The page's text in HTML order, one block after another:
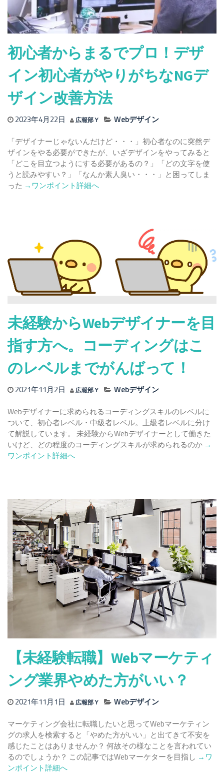
ス・
制
作
会
社
へ
の
デ
ザ
イ
依
よ
く
あ
る
ト
初心者からまるでプロ！デザ
イン初心者がやりがちなNGデ
ザイン改善方法
2023年4月22日 広報部Ｙ
Webデザイン
「デザイナーじゃないんだけど・・・」初心者なのに突然デ
ザインをやる必要ができたが、いざデザインをやってみると
「どこを目立つようにする必要があるの？」「どの文字を使
うと読みやすい？」「なんか素人臭い・・・」と困ってしま
った Read
ら
で
ロ！
デ
ザ
イ
ン
初
者
や
り
が
ち
な
イ
ン
改
善
方
法
→ワンポイント詳細へ
未経験からWebデザイナーを目
指す方へ。コーディングはこ
のレベルまでがんばって！
2021年11月2日 広報部Ｙ
Webデザイン
Webデザイナーに求められるコーディングスキルのレベルに
ついて、初心者レベル・中級者レベル。上級者レベルに分け
て解説しています。 未経験からWebデザイナーとして働きた
いけど、どの程度のコーディングスキルが求められるのかRead
験
か
ら
Web
デ
ザ
イ
ナ
ー
方
へ。
コ
グ
は
こ
の
レ
→
ワンポイント詳細へ
【未経験転職】Webマーケティ
ング業界やめた方がいい？
2021年11月1日 広報部Ｙ
Webデザイン
マーケティング会社に転職したいと思ってWebマーケティン
グの求人を検索すると「やめた方がいい」と出てきて不安を
感じたことはありませんか？ 何故その様なことを言われてい
るのでしょうか？ この記事ではWebマーケターを目指し Read
→ワ
ンポイント詳細へ